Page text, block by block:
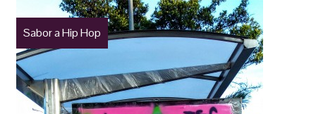
Sabor a Hip Hop